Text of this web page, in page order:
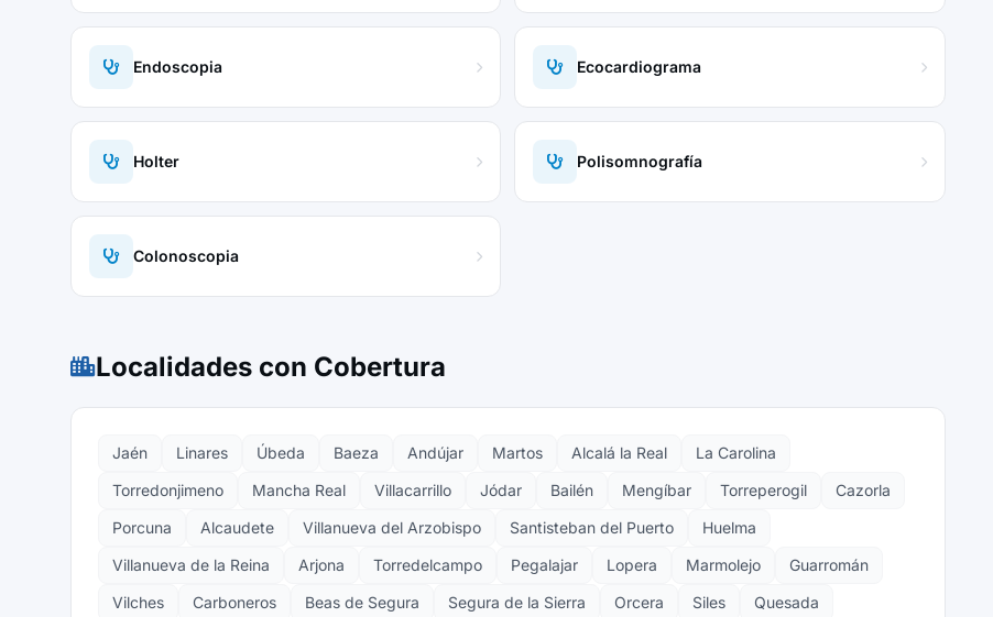
Endoscopia Ecocardiograma
Holter Polisomnografía
Colonoscopia
Localidades con Cobertura
Jaén Linares Úbeda Baeza Andújar Martos Alcalá la Real
La Carolina
Torredonjimeno
Mancha Real Villacarrillo Jódar Bailén Mengíbar Torreperogil
Cazorla
Porcuna
Alcaudete Villanueva del Arzobispo Santisteban del Puerto
Huelma
Villanueva de la Reina
Arjona Torredelcampo Pegalajar Lopera Marmolejo
Guarromán
Vilches
Carboneros Beas de Segura Segura de la Sierra Orcera Siles Quesada